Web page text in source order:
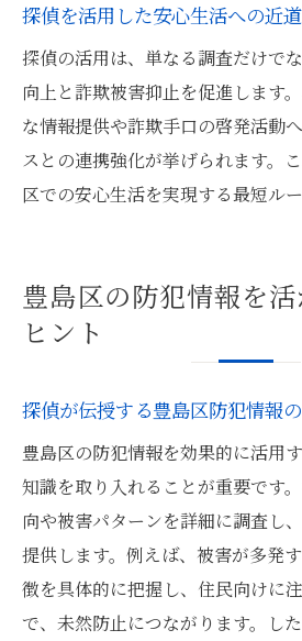
探偵を活用した安心生活への近
探偵の活用は、単なる調査だけで
向上と詐欺被害抑止を促進します
な情報提供や詐欺手口の啓発活動
スとの連携強化が挙げられます。
区での安心生活を実現する最短ル
豊島区の防犯情報を
ヒント
探偵が伝授する豊島区防犯情報
豊島区の防犯情報を効果的に活用
知識を取り入れることが重要です
向や被害パターンを詳細に調査し
提供します。例えば、被害が多発
徴を具体的に把握し、住民向けに
で、未然防止につながります。し